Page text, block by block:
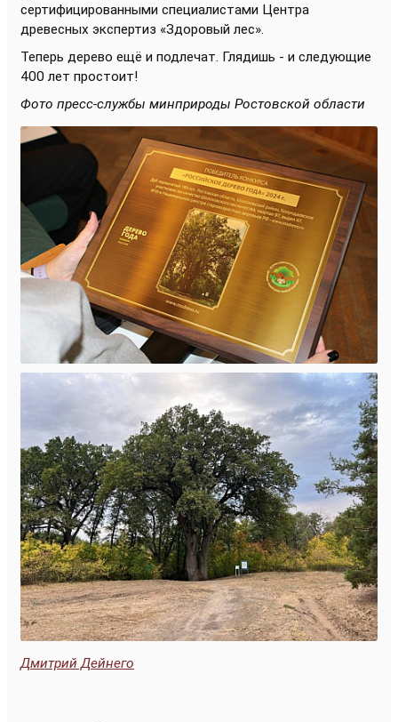
сертифицированными специалистами Центра
древесных экспертиз «Здоровый лес».
Теперь дерево ещё и подлечат. Глядишь - и следующие
400 лет простоит!
Фото пресс-службы минприроды Ростовской области
Дмитрий Дейнего